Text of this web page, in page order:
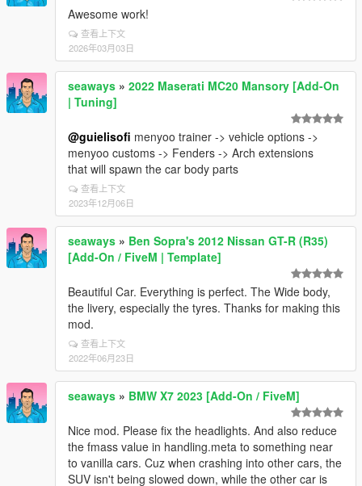
Awesome work!
查看上下文
2026年03月03日
seaways » 2022 Maserati MC20 Mansory [Add-On
| Tuning]
@guielisofi menyoo trainer -> vehicle options ->
menyoo customs -> Fenders -> Arch extensions
that will spawn the car body parts
查看上下文
2023年12月06日
seaways » Ben Sopra's 2012 Nissan GT-R (R35)
[Add-On / FiveM | Template]
Beautiful Car. Everything is perfect. The Wide body,
the livery, especially the tyres. Thanks for making this
mod.
查看上下文
2022年06月23日
seaways » BMW X7 2023 [Add-On / FiveM]
Nice mod. Please fix the headlights. And also reduce
the fmass value in handling.meta to something near
to vanilla cars. Cuz when crashing into other cars, the
SUV isn't being slowed down, while the other car is